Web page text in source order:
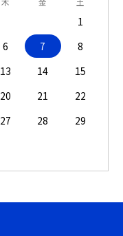
1
6 7
8
13 14
15
20 21
22
27 28
29